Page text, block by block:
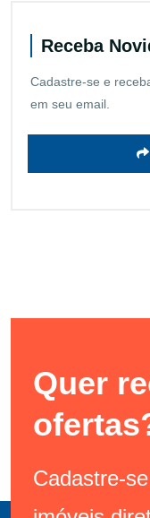
Receba
Cadastre-se e
em seu email.
Quer
Cadastre-